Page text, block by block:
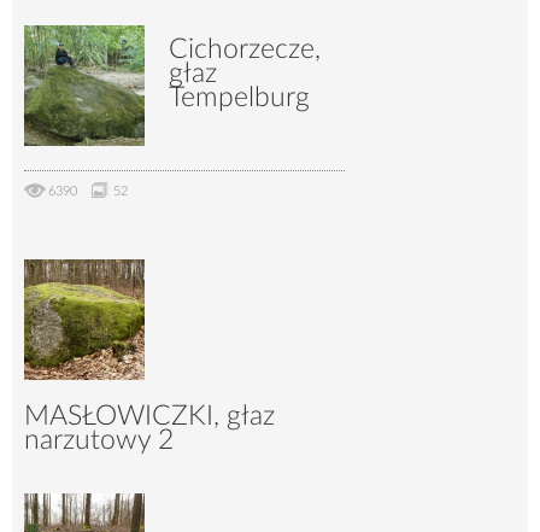
Cichorzecze,
głaz
Tempelburg
6390 52
MASŁOWICZKI, głaz
narzutowy 2
7475 28